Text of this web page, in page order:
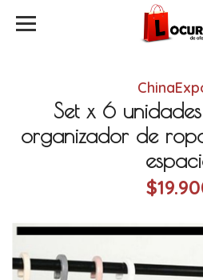
Set x 6
organizador de